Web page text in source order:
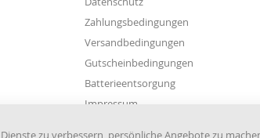
Zahlungsbedingungen
Versandbedingungen
Gutscheinbedingungen
Batterieentsorgung
Impressum
Widerruf einreichen
zu verbessern, persönliche Angebote zu